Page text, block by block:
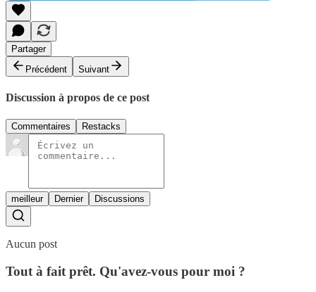
Partager
Précédent
Suivant
Discussion à propos de ce post
Commentaires Restacks
meilleur Dernier Discussions
Aucun post
Tout à fait prêt. Qu'avez-vous pour moi ?